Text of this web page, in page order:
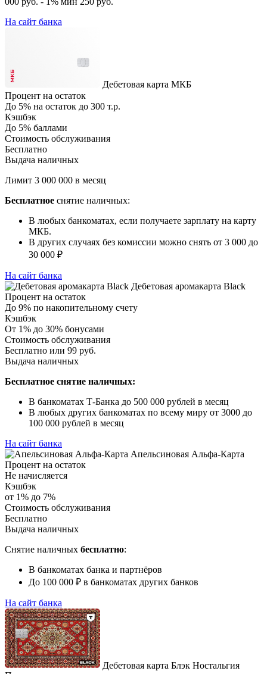
На сайт банка
Дебетовая карта МКБ
Процент на остаток
До 5% на остаток до 300 т.р.
Кэшбэк
До 5% баллами
Стоимость обслуживания
Бесплатно
Выдача наличных
Лимит 3 000 000 в месяц
Бесплатное снятие наличных:
В любых банкоматах, если получаете зарплату на карту
МКБ.
В других случаях без комиссии можно снять от 3 000 до
30 000 ₽
На сайт банка
Дебетовая аромакарта Black
Процент на остаток
До 9% по накопительному счету
Кэшбэк
От 1% до 30% бонусами
Стоимость обслуживания
Бесплатно или 99 руб.
Выдача наличных
Бесплатное снятие наличных:
В банкоматах Т-Банка до 500 000 рублей в месяц
В любых других банкоматах по всему миру от 3000 до
100 000 рублей в месяц
На сайт банка
Апельсиновая Альфа-Карта
Процент на остаток
Не начисляется
Кэшбэк
от 1% до 7%
Стоимость обслуживания
Бесплатно
Выдача наличных
Снятие наличных бесплатно:
В банкоматах банка и партнёров
До 100 000 ₽ в банкоматах других банков
На сайт банка
Дебетовая карта Блэк Ностальгия